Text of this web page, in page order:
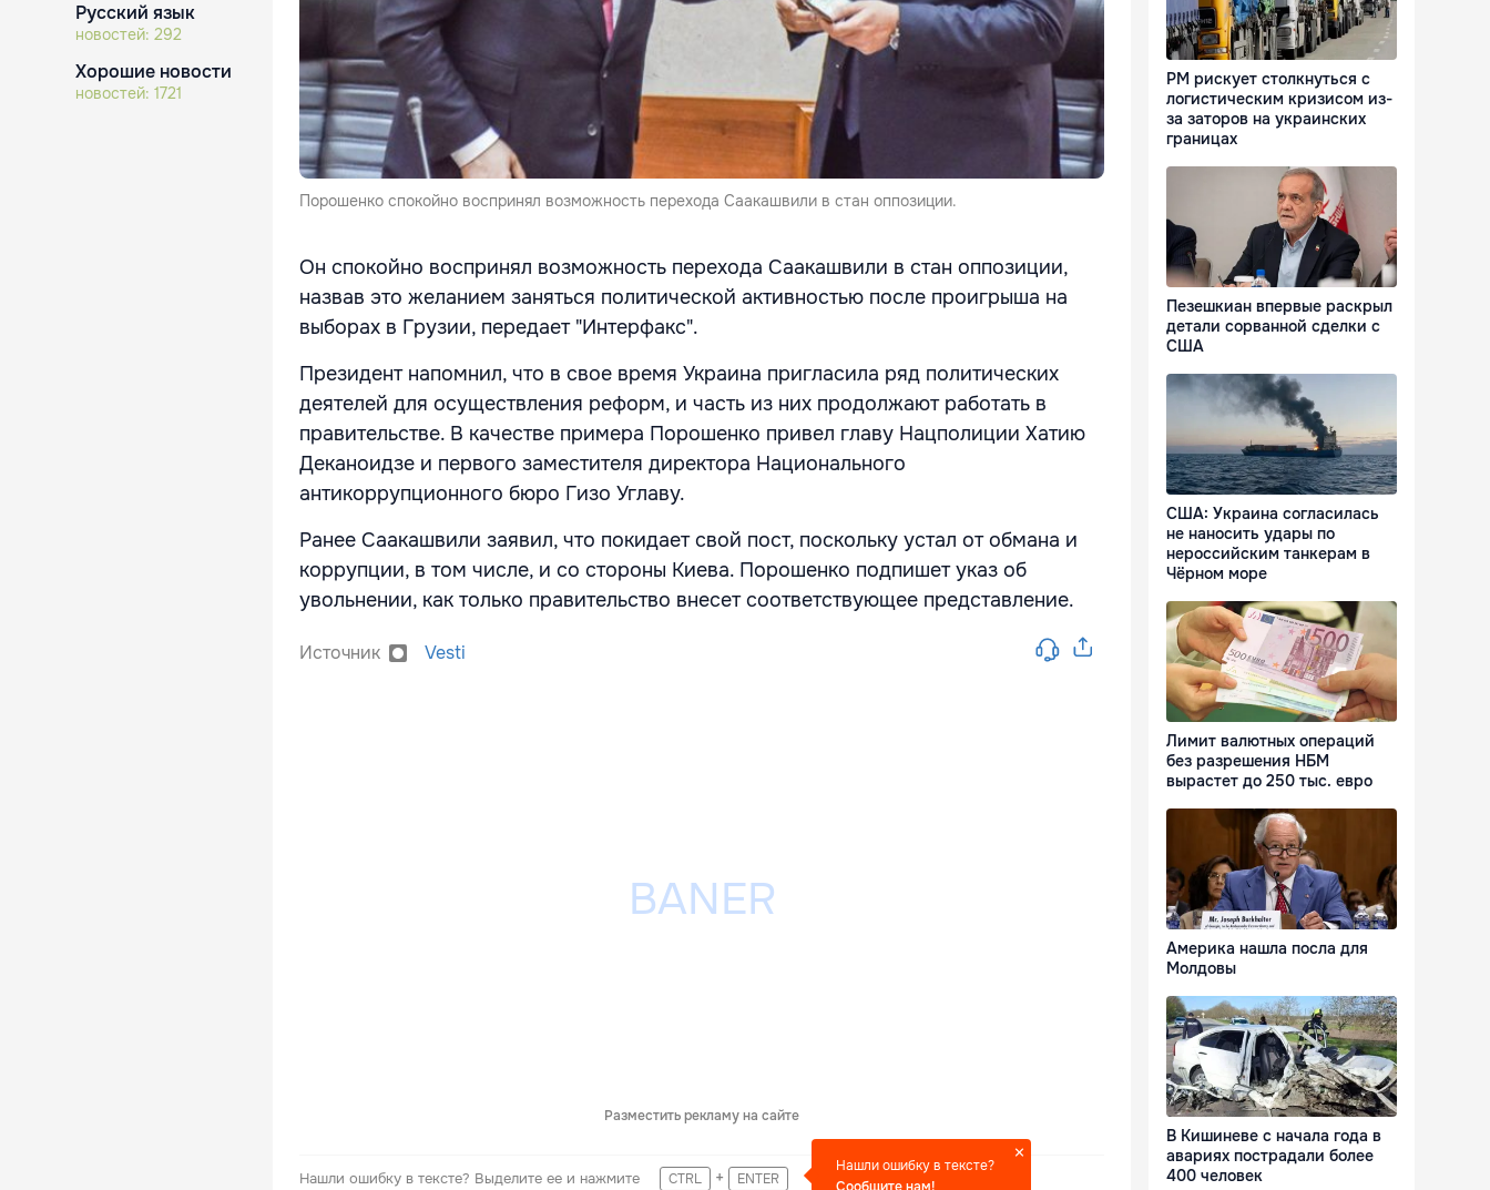
Русский язык
новостей: 292
Хорошие новости
новостей: 1721
Порошенко спокойно воспринял возможность перехода Саакашвили в стан оппозиции.
Он спокойно воспринял возможность перехода Саакашвили в стан оппозиции,
назвав это желанием заняться политической активностью после проигрыша на
выборах в Грузии, передает "Интерфакс".
Президент напомнил, что в свое время Украина пригласила ряд политических
деятелей для осуществления реформ, и часть из них продолжают работать в
правительстве. В качестве примера Порошенко привел главу Нацполиции Хатию
Деканоидзе и первого заместителя директора Национального
антикоррупционного бюро Гизо Углаву.
Ранее Саакашвили заявил, что покидает свой пост, поскольку устал от обмана и
коррупции, в том числе, и со стороны Киева. Порошенко подпишет указ об
увольнении, как только правительство внесет соответствующее представление.
Источник Vesti
Разместить рекламу на сайте
Нашли ошибку в тексте? Выделите ее и нажмите CTRL + ENTER
Нашли ошибку в тексте?
Сообщите нам!
РМ рискует столкнуться с
логистическим кризисом из-
за заторов на украинских
границах
Пезешкиан впервые раскрыл
детали сорванной сделки с
США
США: Украина согласилась
не наносить удары по
нероссийским танкерам в
Чёрном море
Лимит валютных операций
без разрешения НБМ
вырастет до 250 тыс. евро
Америка нашла посла для
Молдовы
В Кишиневе с начала года в
авариях пострадали более
400 человек